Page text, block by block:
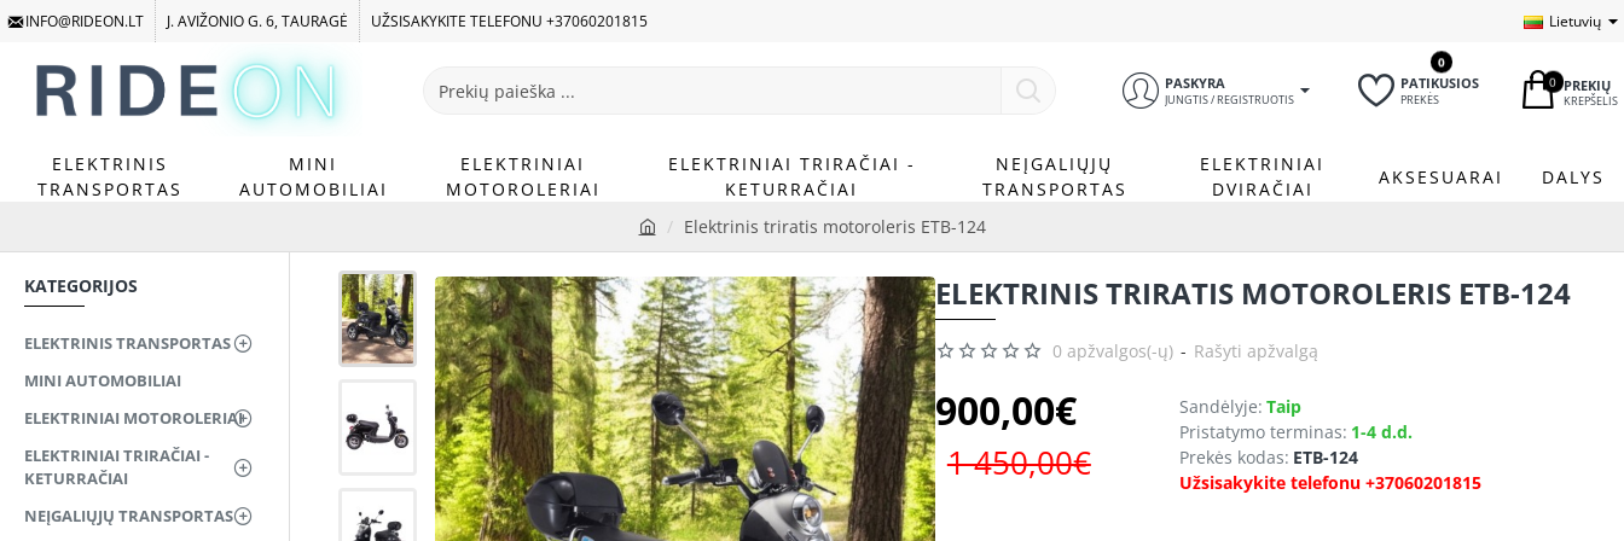
INFO@RIDEON.LT J. AVIŽONIO G. 6, TAURAGĖ UŽSISAKYKITE TELEFONU +37060201815 Lietuvių
Prekių
PASKYRA
JUNGTIS / REGISTRUOTIS
PATIKUSIOS
PREKĖS
0
0 PREKIŲ
KREPŠELIS
ELEKTRINIS
TRANSPORTAS
MINI
AUTOMOBILIAI
ELEKTRINIAI
MOTOROLERIAI
ELEKTRINIAI TRIRAČIAI -
KETURRAČIAI
NEĮGALIŲJŲ
TRANSPORTAS
ELEKTRINIAI
DVIRAČIAI
AKSESUARAI DALYS
o
m
e
Elektrinis triratis motoroleris ETB-124
KATEGORIJOS
ELEKTRINIS TRANSPORTAS
MINI AUTOMOBILIAI
ELEKTRINIAI MOTOROLERIAI
ELEKTRINIAI TRIRAČIAI -
KETURRAČIAI
NEĮGALIŲJŲ TRANSPORTAS
ELEKTRINIS TRIRATIS MOTOROLERIS ETB-124
0 apžvalgos(-ų) - Rašyti apžvalgą
900,00€
1 450,00€
Sandėlyje: Taip
Pristatymo terminas: 1-4 d.d.
Prekės kodas: ETB-124
Užsisakykite telefonu +37060201815